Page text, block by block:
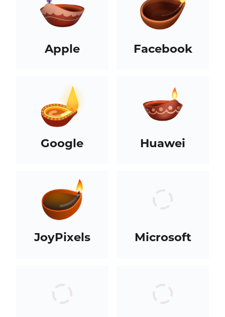
Apple Facebook
Google Huawei
JoyPixels Microsoft